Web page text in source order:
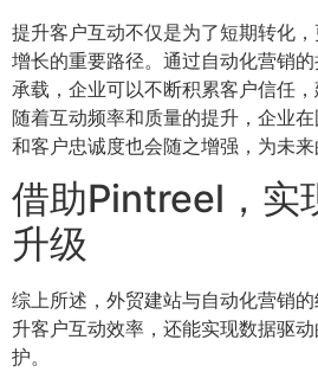
提升客户互动不仅是为了短期转化
增长的重要路径。通过自动化营销
承载，企业可以不断积累客户信任，
随着互动频率和质量的提升，企业
和客户忠诚度也会随之增强，为未来
借助Pintreel，实
升级
综上所述，外贸建站与自动化营销
升客户互动效率，还能实现数据驱
护。